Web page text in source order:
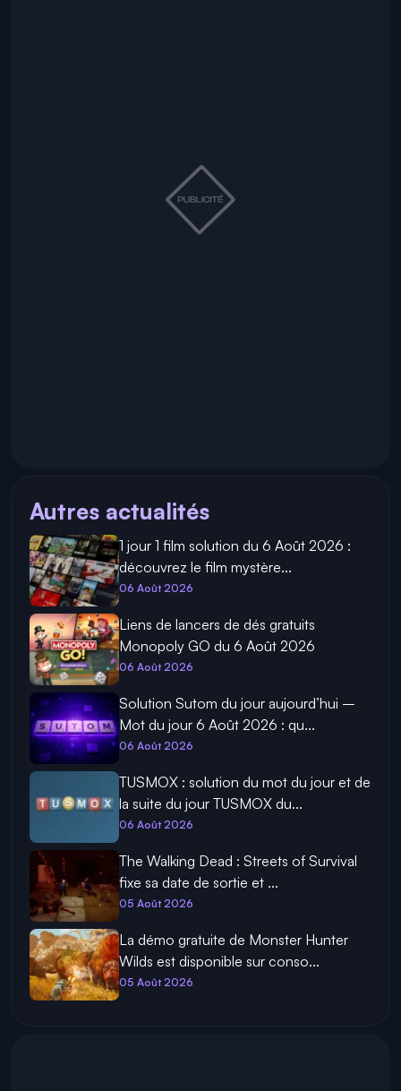
Autres actualités
1 jour 1 film solution du 6 Août 2026 :
découvrez le film mystère...
06 Août 2026
Liens de lancers de dés gratuits
Monopoly GO du 6 Août 2026
06 Août 2026
Solution Sutom du jour aujourd’hui –
Mot du jour 6 Août 2026 : qu...
06 Août 2026
TUSMOX : solution du mot du jour et de
la suite du jour TUSMOX du...
06 Août 2026
The Walking Dead : Streets of Survival
fixe sa date de sortie et ...
05 Août 2026
La démo gratuite de Monster Hunter
Wilds est disponible sur conso...
05 Août 2026